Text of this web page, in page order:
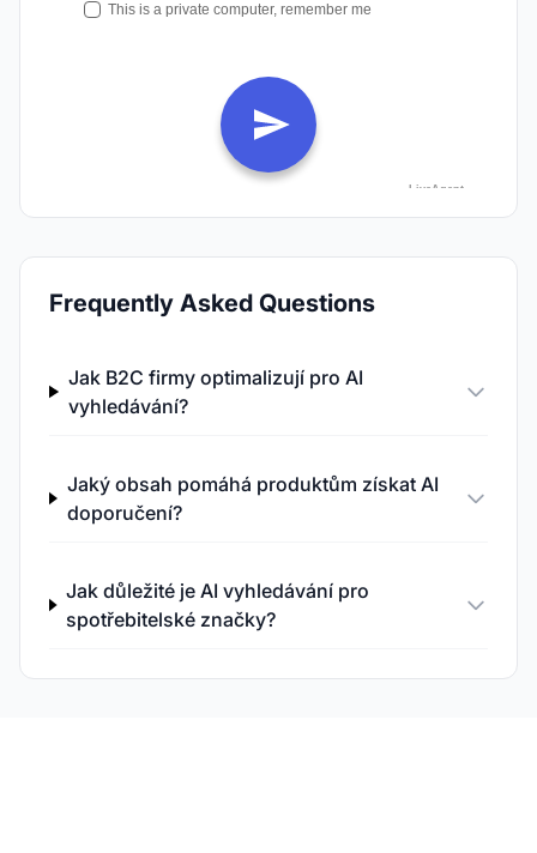
Frequently Asked Questions
Jak B2C firmy optimalizují pro AI
vyhledávání?
Jaký obsah pomáhá produktům získat AI
doporučení?
Jak důležité je AI vyhledávání pro
spotřebitelské značky?